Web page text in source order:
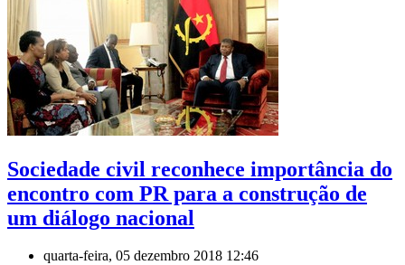
Sociedade civil reconhece importância do
encontro com PR para a construção de
um diálogo nacional
quarta-feira, 05 dezembro 2018 12:46